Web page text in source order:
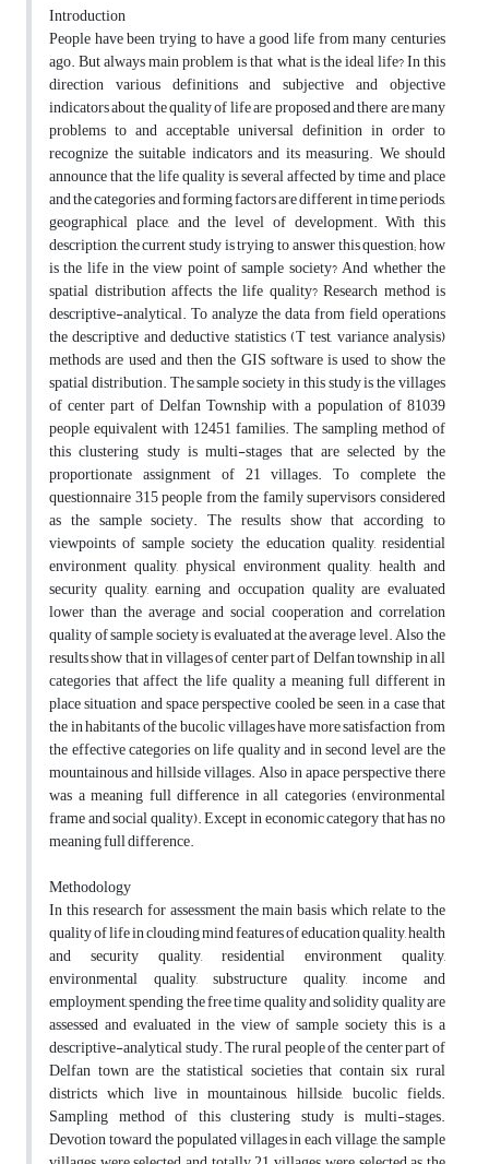
Introduction
People have been trying to have a good life from many centuries
ago. But always main problem is that what is the ideal life? In this
direction various definitions and subjective and objective
indicators about the quality of life are proposed and there are many
problems to and acceptable universal definition in order to
recognize the suitable indicators and its measuring. We should
announce that the life quality is several affected by time and place
and the categories and forming factors are different in time periods,
geographical place, and the level of development. With this
description, the current study is trying to answer this question; how
is the life in the view point of sample society? And whether the
spatial distribution affects the life quality? Research method is
descriptive-analytical. To analyze the data from field operations
the descriptive and deductive statistics (T test, variance analysis)
methods are used and then the GIS software is used to show the
spatial distribution. The sample society in this study is the villages
of center part of Delfan Township with a population of 81039
people equivalent with 12451 families. The sampling method of
this clustering study is multi-stages that are selected by the
proportionate assignment of 21 villages. To complete the
questionnaire 315 people from the family supervisors considered
as the sample society. The results show that according to
viewpoints of sample society the education quality, residential
environment quality, physical environment quality, health and
security quality, earning and occupation quality are evaluated
lower than the average and social cooperation and correlation
quality of sample society is evaluated at the average level. Also the
results show that in villages of center part of Delfan township in all
categories that affect the life quality a meaning full different in
place situation and space perspective cooled be seen, in a case that
the in habitants of the bucolic villages have more satisfaction from
the effective categories on life quality and in second level are the
mountainous and hillside villages. Also in apace perspective there
was a meaning full difference in all categories (environmental
frame and social quality). Except in economic category that has no
meaning full difference.
Methodology
In this research for assessment the main basis which relate to the
quality of life in clouding mind features of education quality, health
and security quality, residential environment quality,
environmental quality, substructure quality, income and
employment, spending the free time quality and solidity quality are
assessed and evaluated in the view of sample society this is a
descriptive-analytical study. The rural people of the center part of
Delfan town are the statistical societies that contain six rural
districts which live in mountainous, hillside, bucolic fields.
Sampling method of this clustering study is multi-stages.
Devotion toward the populated villages in each village, the sample